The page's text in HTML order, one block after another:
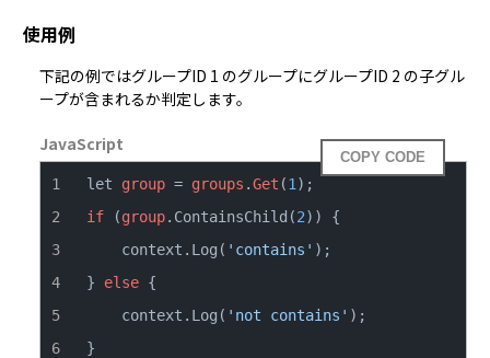
使用例
下記の例ではグループID 1 のグループにグループID 2 の子グル
ープが含まれるか判定します。
JavaScript
COPY CODE
let group = groups .Get (1
if (group.ContainsChild(2
    context.Log(
'contains'
} else
    context.Log(
'not contains'
}